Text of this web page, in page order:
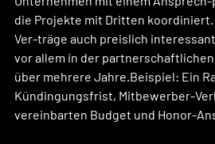
die Projekte mit Dritten
Ver-träge auch preislich
vor allem in der
über mehrere Jahre.Beispiel: Ein
Kündingungsfrist, Mitbewerber-
vereinbarten Budget und Honor-